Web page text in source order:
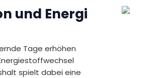
* Empfohlene Tagesdosis
*** Nicht Vorhanden
Inhalt
und Energi
Tage erhöhen
spielt dabei eine